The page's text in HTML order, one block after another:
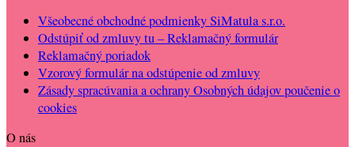
12.50€.10.00€.
Všeobecné obchodné podmienky SiMatula s.r.o.
Odstúpiť od zmluvy tu – Reklamačný formulár
Reklamačný poriadok
Vzorový formulár na odstúpenie od zmluvy
Zásady spracúvania a ochrany Osobných údajov poučenie o
cookies
O nás